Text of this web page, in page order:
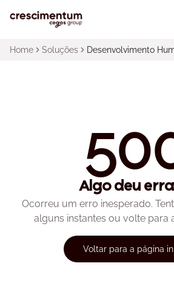
Home Soluções Desenvolvimento
Algo deu
Ocorreu um erro inesperado.
alguns instantes ou volte para
Voltar para a página